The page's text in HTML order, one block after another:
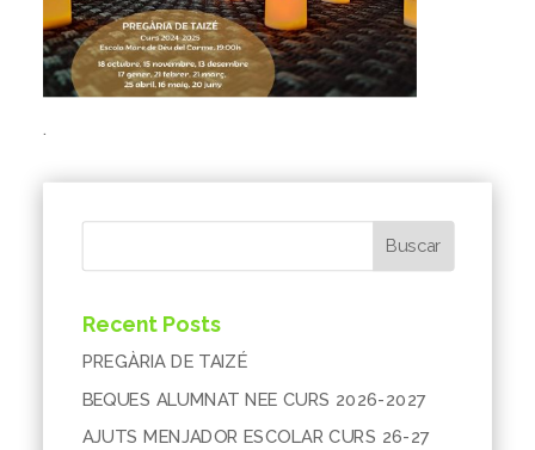
Buscar
Recent Posts
PREGÀRIA DE TAIZÉ
BEQUES ALUMNAT NEE CURS 2026-2027
AJUTS MENJADOR ESCOLAR CURS 26-27